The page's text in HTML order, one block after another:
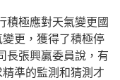
積極應對天氣變更國
更，獲得了積極停
長張興贏委員說，有
準的監測和猜測才